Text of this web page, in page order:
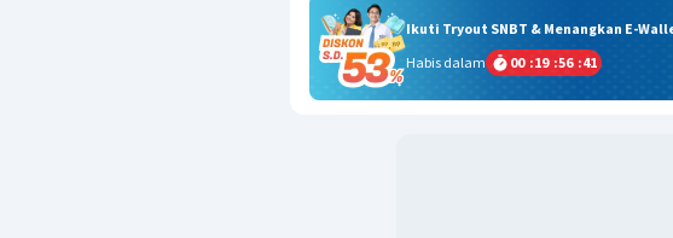
Ikuti Tryout SNBT & Menangkan E-
Habis dalam
00 :19 :56 :41